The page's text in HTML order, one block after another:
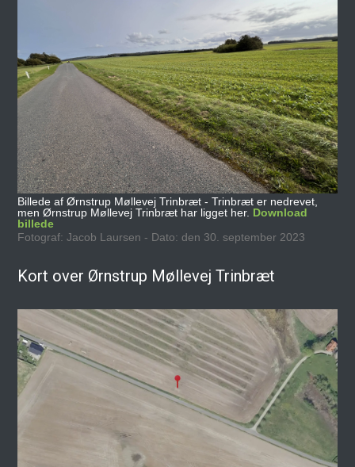
Billede af Ørnstrup Møllevej Trinbræt - Trinbræt er nedrevet,
men Ørnstrup Møllevej Trinbræt har ligget her. Download
billede
Fotograf: Jacob Laursen - Dato: den 30. september 2023
Kort over Ørnstrup Møllevej Trinbræt